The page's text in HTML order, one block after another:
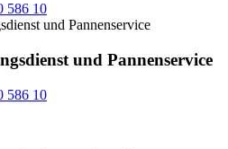
586 10
und Pannenservice
586 10